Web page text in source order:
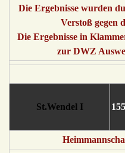
Die Ergebnisse wurden
Verstoß gegen
Die Ergebnisse in
zur DWZ
St.Wendel I